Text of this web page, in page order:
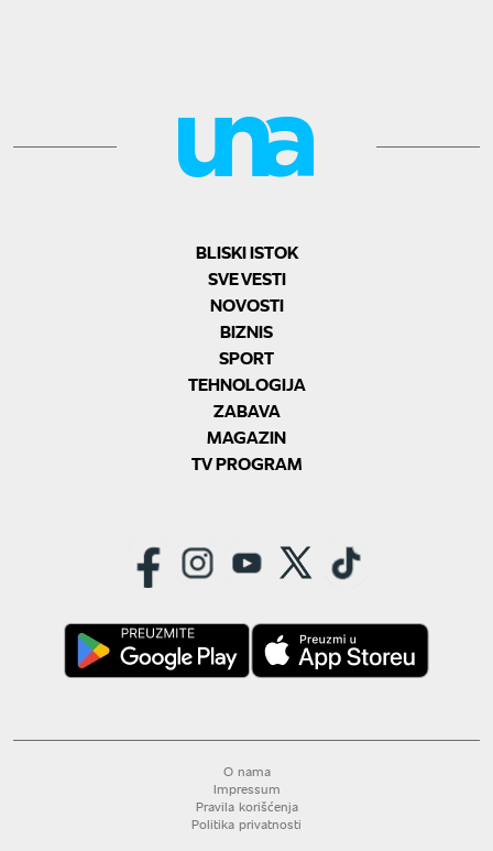
BLISKI ISTOK
SVE VESTI
NOVOSTI
BIZNIS
SPORT
TEHNOLOGIJA
ZABAVA
MAGAZIN
TV PROGRAM
O nama
Impressum
Pravila korišćenja
Politika privatnosti